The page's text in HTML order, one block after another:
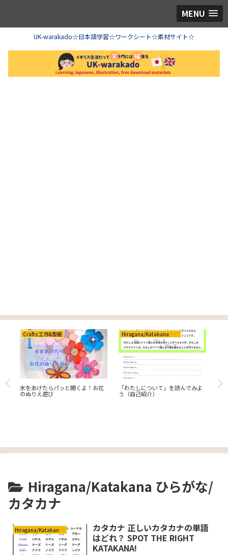
MENU
UK-warakado☆日本語学習☆ワークシート☆素材サイト☆
Crafts 工作&型紙
水をあげたらパッと開くよ！お花
のぬりえ遊び
Hiragana/Katakana ひらがな/カタカナ
「わたしについて」を読んでみよ
う（自己紹介）
家
Hiragana/Katakana ひらがな/
カタカナ
Hiragana/Katakana ひらがな/カタカナ
カタカナ 正しいカタカナの単語
はどれ？ SPOT THE RIGHT
KATAKANA!